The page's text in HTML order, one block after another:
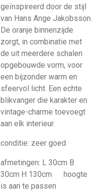
geïnspireerd door de stijl
van Hans Ange Jakobsson.
De oranje binnenzijde
zorgt, in combinatie met
de uit meerdere schalen
opgebouwde vorm, voor
een bijzonder warm en
sfeervol licht. Een echte
blikvanger die karakter en
vintage-charme toevoegt
aan elk interieur.
conditie: zeer goed
afmetingen: L 30cm B
30cm H 130cm hoogte
is aan te passen